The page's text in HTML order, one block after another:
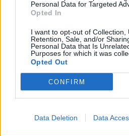
Personal Data for Targeted
Opted In
I want to opt-out of Collection,
Retention, Sale, and/or
Personal Data that Is
Purposes for which it was
Opted Out
CONFIRM
Data Deletion Data